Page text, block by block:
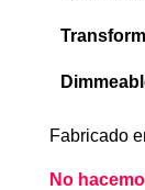
Fabricado
No